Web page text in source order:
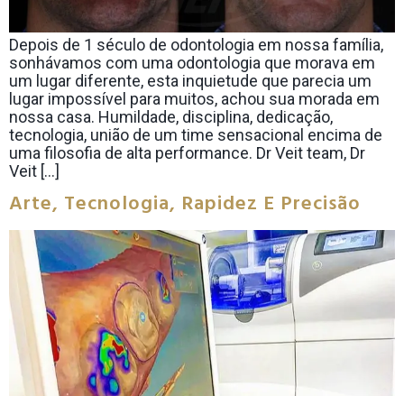
Depois de 1 século de odontologia em nossa família,
sonhávamos com uma odontologia que morava em
um lugar diferente, esta inquietude que parecia um
lugar impossível para muitos, achou sua morada em
nossa casa. Humildade, disciplina, dedicação,
tecnologia, união de um time sensacional encima de
uma filosofia de alta performance. Dr Veit team, Dr
Veit […]
Arte, Tecnologia, Rapidez E Precisão